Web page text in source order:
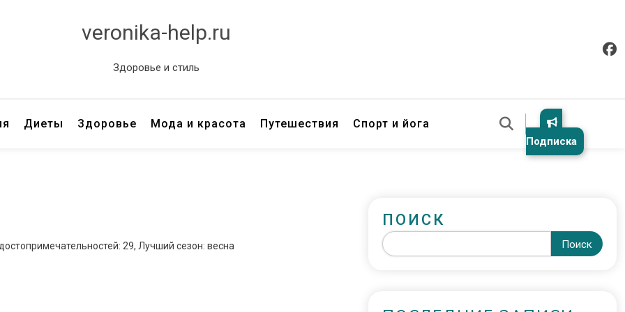
veronika-help.ru
Здоровье и стиль
Диеты Здоровье Мода и красота Путешествия Спорт и йога
Подписка
29, Лучший сезон: весна
ПОИСК
Поиск